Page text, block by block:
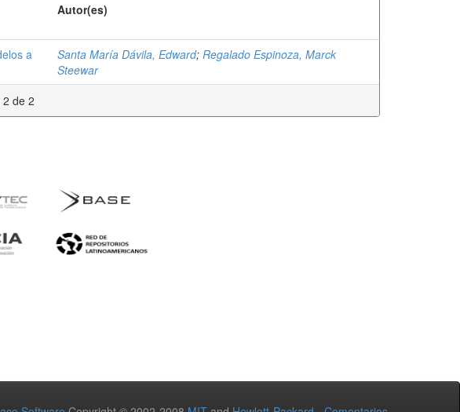
Autor(es)
a
Santa María Dávila, Edward; Regalado Espinoza, Marck
Steewar
de 2